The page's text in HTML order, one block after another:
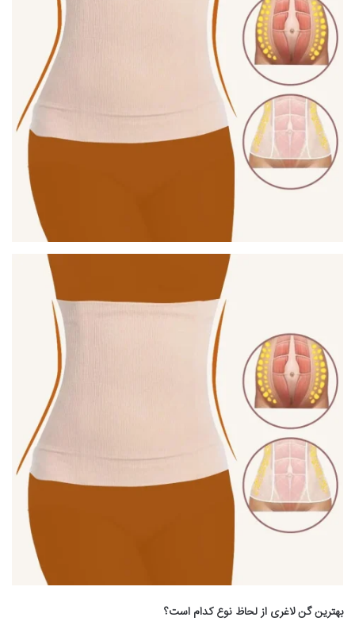
بهترین گن لاغری از لحاظ نوع کدام است؟